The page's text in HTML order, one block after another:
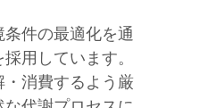
件の最適化を通
用しています。
消費するよう厳